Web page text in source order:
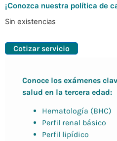
¡Conozca nuestra política de
Sin existencias
Cotizar servicio
Conoce los exámenes
salud en la tercera edad:
Hematología (BHC)
Perfil renal básico
Perfil lipídico